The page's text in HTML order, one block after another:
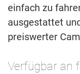
einfach zu
ausgestattet
preiswerter
Verfügbar an